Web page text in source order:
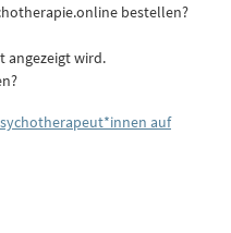
bestellen?
angezeigt wird.
auf